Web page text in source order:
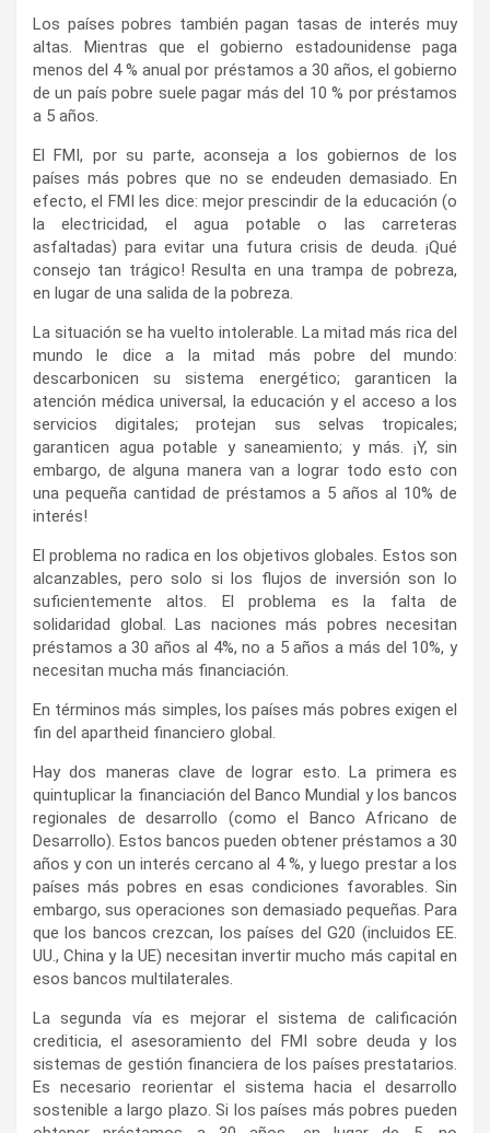
Los países pobres también pagan tasas de interés muy
altas. Mientras que el gobierno estadounidense paga
menos del 4 % anual por préstamos a 30 años, el gobierno
de un país pobre suele pagar más del 10 % por préstamos
a 5 años.
El FMI, por su parte, aconseja a los gobiernos de los
países más pobres que no se endeuden demasiado. En
efecto, el FMI les dice: mejor prescindir de la educación (o
la electricidad, el agua potable o las carreteras
asfaltadas) para evitar una futura crisis de deuda. ¡Qué
consejo tan trágico! Resulta en una trampa de pobreza,
en lugar de una salida de la pobreza.
La situación se ha vuelto intolerable. La mitad más rica del
mundo le dice a la mitad más pobre del mundo:
descarbonicen su sistema energético; garanticen la
atención médica universal, la educación y el acceso a los
servicios digitales; protejan sus selvas tropicales;
garanticen agua potable y saneamiento; y más. ¡Y, sin
embargo, de alguna manera van a lograr todo esto con
una pequeña cantidad de préstamos a 5 años al 10% de
interés!
El problema no radica en los objetivos globales. Estos son
alcanzables, pero solo si los flujos de inversión son lo
suficientemente altos. El problema es la falta de
solidaridad global. Las naciones más pobres necesitan
préstamos a 30 años al 4%, no a 5 años a más del 10%, y
necesitan mucha más financiación.
En términos más simples, los países más pobres exigen el
fin del apartheid financiero global.
Hay dos maneras clave de lograr esto. La primera es
quintuplicar la financiación del Banco Mundial y los bancos
regionales de desarrollo (como el Banco Africano de
Desarrollo). Estos bancos pueden obtener préstamos a 30
años y con un interés cercano al 4 %, y luego prestar a los
países más pobres en esas condiciones favorables. Sin
embargo, sus operaciones son demasiado pequeñas. Para
que los bancos crezcan, los países del G20 (incluidos EE.
UU., China y la UE) necesitan invertir mucho más capital en
esos bancos multilaterales.
La segunda vía es mejorar el sistema de calificación
crediticia, el asesoramiento del FMI sobre deuda y los
sistemas de gestión financiera de los países prestatarios.
Es necesario reorientar el sistema hacia el desarrollo
sostenible a largo plazo. Si los países más pobres pueden